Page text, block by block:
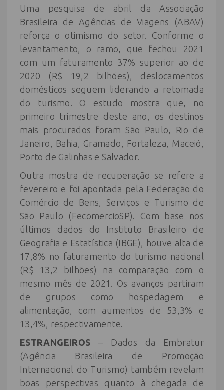
Uma pesquisa de abril da Associação
Brasileira de Agências de Viagens (ABAV)
reforça o otimismo do setor. Conforme o
levantamento, o ramo, que fechou 2021
com um faturamento 37% superior ao de
2020 (R$ 19,2 bilhões), deslocamentos
domésticos seguem liderando a retomada
do turismo. O estudo mostra que, no
primeiro trimestre deste ano, os destinos
mais procurados foram São Paulo, Rio de
Janeiro, Bahia, Gramado, Fortaleza, Maceió,
Porto de Galinhas e Salvador.
Outra mostra de recuperação se refere a
fevereiro e foi apontada pela Federação do
Comércio de Bens, Serviços e Turismo de
São Paulo (FecomercioSP). Com base nos
últimos dados do Instituto Brasileiro de
Geografia e Estatística (IBGE), houve alta de
17,8% no faturamento do turismo nacional
(R$ 13,2 bilhões) na comparação com o
mesmo mês de 2021. Os avanços partiram
de grupos como hospedagem e
alimentação, com aumentos de 53,3% e
13,4%, respectivamente.
ESTRANGEIROS – Dados da Embratur
(Agência Brasileira de Promoção
Internacional do Turismo) também revelam
boas perspectivas quanto à chegada de